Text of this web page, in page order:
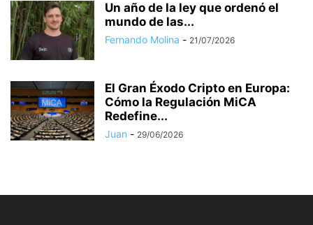
Un año de la ley que ordenó el
mundo de las...
Fernando Molina - 21/07/2026
El Gran Éxodo Cripto en Europa:
Cómo la Regulación MiCA
Redefine...
Juan - 29/06/2026